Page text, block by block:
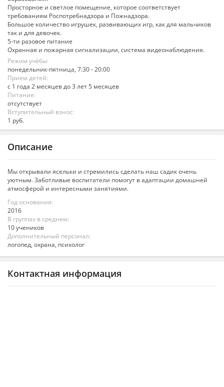
Просторное и светлое помещение, которое соответствует
требованиям Роспотребнадзора и Пожнадзора.
Большое количество игрушек, развивающих игр, как для мальчиков
так и для девочек.
5-ти разовое питание
Охранная и пожарная сигнализации, система видеонаблюдения.
Режим учёбы:
понедельник-пятница, 7:30 - 20:00
Прием детей:
с 1 года 2 месяцев до 3 лет 5 месяцев
Питание:
отсутствует
Вступительный взнос:
1 руб.
Описание
Мы открывали ясельки и стремились сделать наш садик очень
уютным. Заботливые воспитатели помогут в адаптации домашней
атмосферой и интересными занятиями.
Год основания:
2016
В группах в среднем:
10 учеников
Дополнительный персонал:
логопед, охрана, психолог
Контактная информация